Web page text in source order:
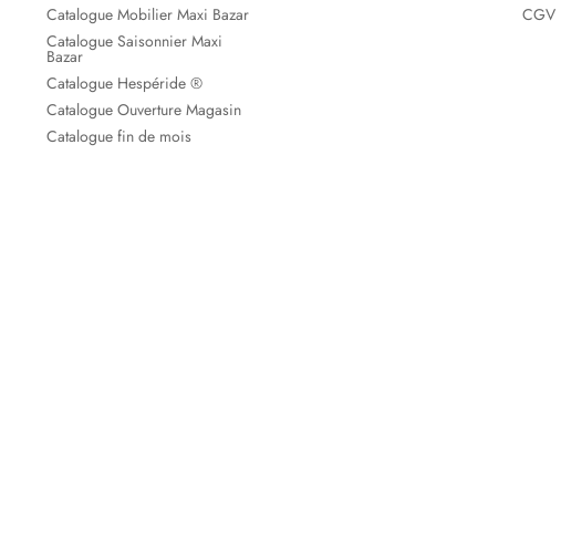
Catalogue Mobilier Maxi Bazar
Catalogue Saisonnier Maxi
Bazar
Catalogue Hespéride ®
Catalogue Ouverture Magasin
Catalogue fin de mois
CGV